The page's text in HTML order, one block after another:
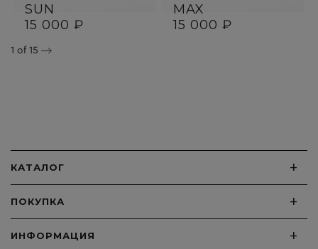
SUN
15 000 ₽
MAX
15 000 ₽
1 of 15
КАТАЛОГ +
ПОКУПКА +
ИНФОРМАЦИЯ +